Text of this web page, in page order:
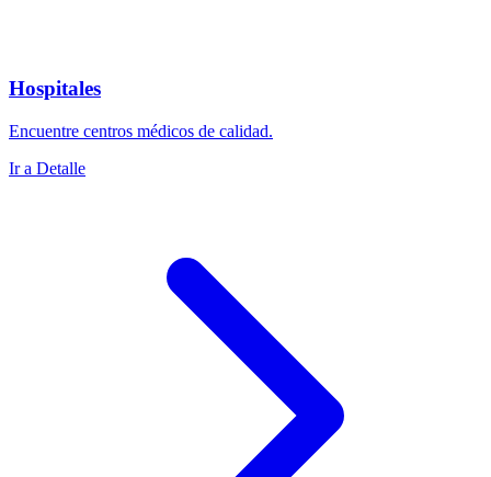
Hospitales
Encuentre centros médicos de calidad.
Ir a Detalle